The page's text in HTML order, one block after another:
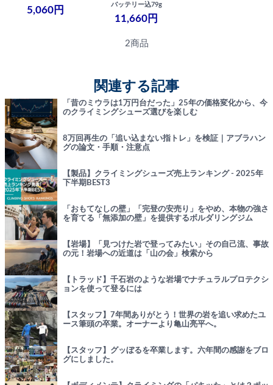
5,060円
バッテリー込79g
11,660円
2商品
関連する記事
「昔のミウラは1万円台だった」25年の価格変化から、今
のクライミングシューズ選びを楽しむ
8万回再生の「追い込まない指トレ」を検証｜アブラハン
グの論文・手順・注意点
【製品】クライミングシューズ売上ランキング - 2025年
下半期BEST3
「おもてなしの壁」「完登の安売り」をやめ、本物の強さ
を育てる「無添加の壁」を提供するボルダリングジム
【岩場】「見つけた岩で登ってみたい」その自己流、事故
の元！岩場への近道は「山の会」検索から
【トラッド】千石岩のような岩場でナチュラルプロテクシ
ョンを使って登るには
【スタッフ】7年間ありがとう！世界の岩を追い求めたユ
ース筆頭の卒業。オーナーより亀山亮平へ。
【スタッフ】グッぼるを卒業します。六年間の感謝をブロ
グにしました。